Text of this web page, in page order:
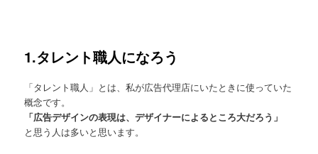
1.タレント職人になろう
「タレント職人」とは、私が広告代理店にいたときに使っていた
概念です。
「広告デザインの表現は、デザイナーによるところ大だろう」
と思う人は多いと思います。